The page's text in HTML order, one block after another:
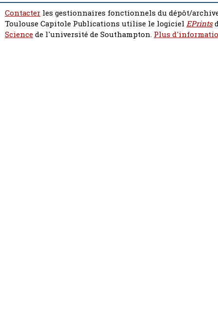
Contacter les gestionnaires fonctionnels du dépôt/
Toulouse Capitole Publications utilise le logiciel EPrints
Sciencede l'université de Southampton. Plus